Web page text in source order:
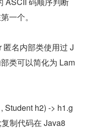
一个。
名内部类使用过 J
类可以简化为 Lam
Student h2) -> h1.g
制代码在 Java8